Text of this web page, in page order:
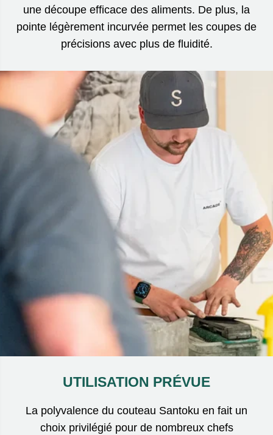
une découpe efficace des aliments. De plus, la
pointe légèrement incurvée permet les coupes de
précisions avec plus de fluidité.
UTILISATION PRÉVUE
La polyvalence du couteau Santoku en fait un
choix privilégié pour de nombreux chefs